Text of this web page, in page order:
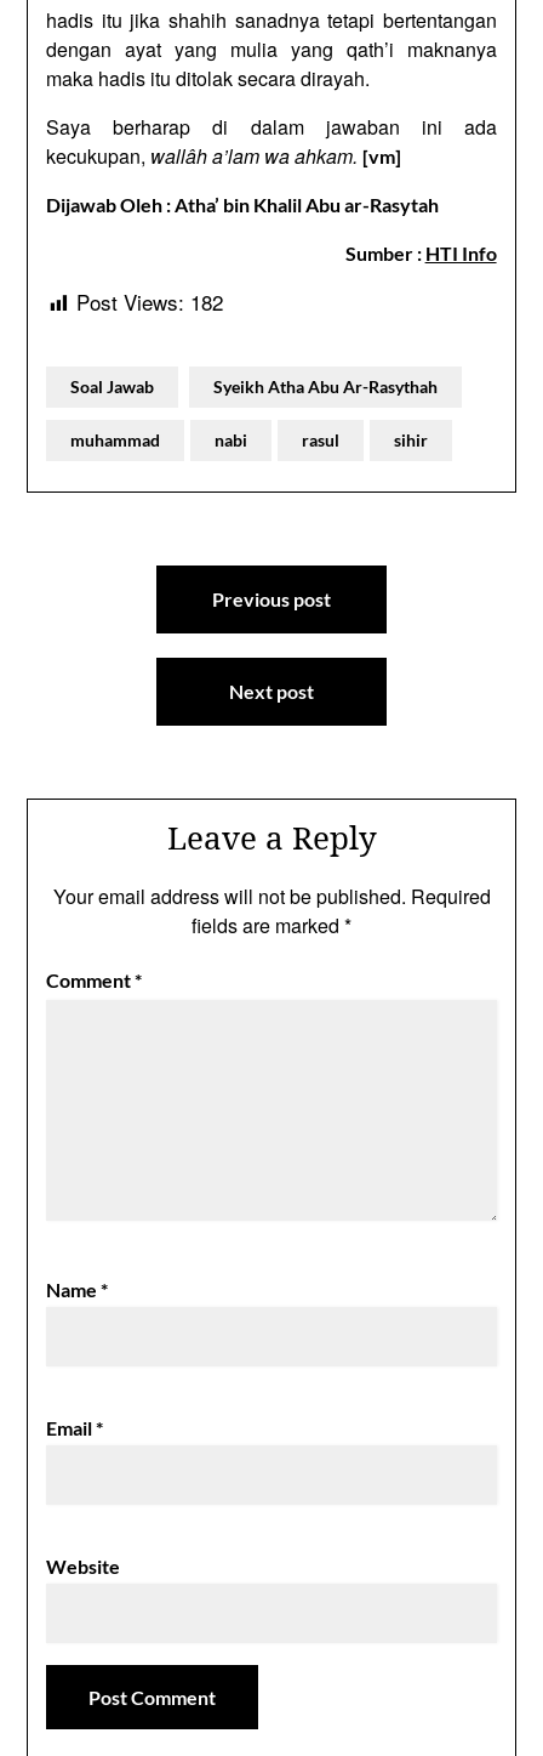
hadis itu jika shahih sanadnya tetapi bertentangan
dengan ayat yang mulia yang qath’i maknanya
maka hadis itu ditolak secara dirayah.
Saya berharap di dalam jawaban ini ada
kecukupan, wallâh a’lam wa ahkam. [vm]
Dijawab Oleh :Atha’ bin Khalil Abu ar-Rasytah
Sumber : HTI Info
Post Views: 182
Soal Jawab Syeikh Atha Abu Ar-Rasythah
muhammad nabi rasul sihir
Previous post
Next post
Leave a Reply
Your email address will not be published. Required
fields are marked *
Comment*
Name*
Email*
Website